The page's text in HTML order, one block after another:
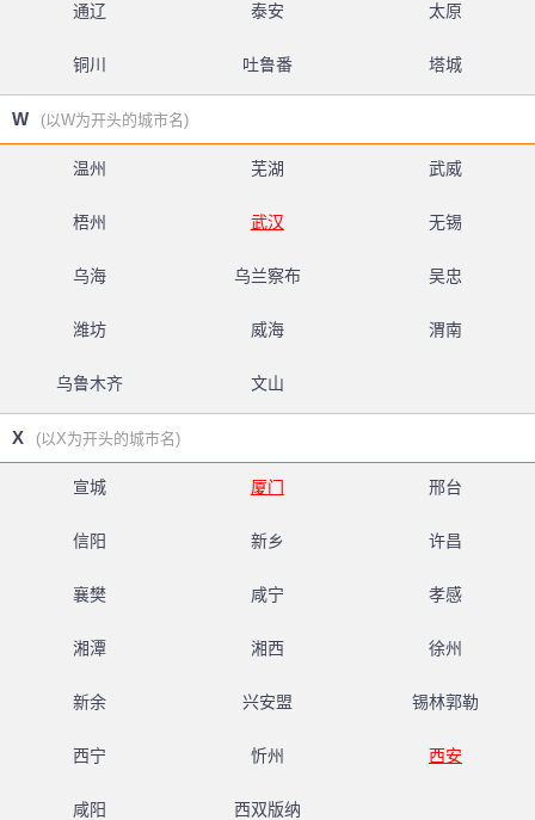
通辽 泰安 太原
铜川 吐鲁番 塔城
W (以W为开头的城市名)
温州 芜湖 武威
梧州 武汉 无锡
乌海 乌兰察布 吴忠
潍坊 威海 渭南
乌鲁木齐 文山
X (以X为开头的城市名)
宣城 厦门 邢台
信阳 新乡 许昌
襄樊 咸宁 孝感
湘潭 湘西 徐州
新余 兴安盟 锡林郭勒
西宁 忻州 西安
咸阳 西双版纳